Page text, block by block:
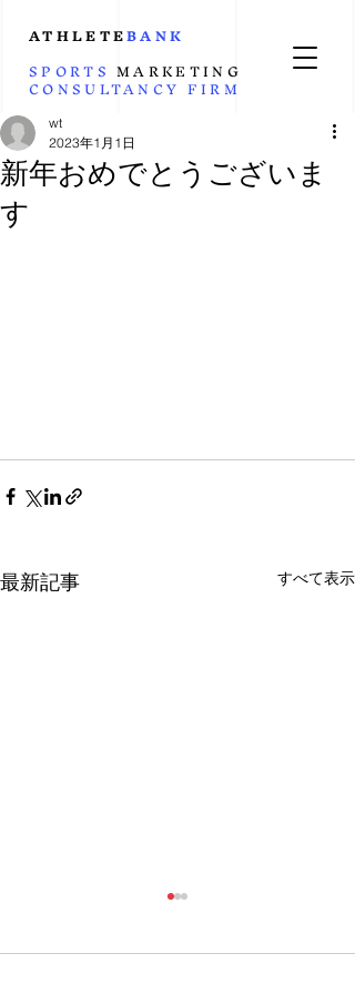
ATHLETEBANK
SPORTS MARKETING
CONSULTANCY FIRM
新年おめでとうございま
す
wt
2023年1月1日
最新記事 すべて表示